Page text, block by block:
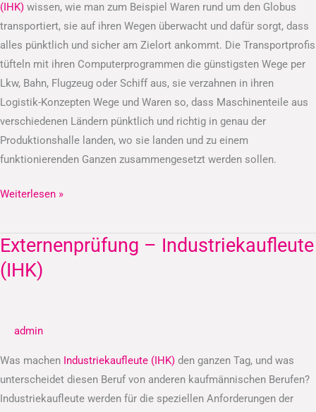
(IHK) wissen, wie man zum Beispiel Waren rund um den Globus
transportiert, sie auf ihren Wegen überwacht und dafür sorgt, dass
alles pünktlich und sicher am Zielort ankommt. Die Transportprofis
tüfteln mit ihren Computerprogrammen die günstigsten Wege per
Lkw, Bahn, Flugzeug oder Schiff aus, sie verzahnen in ihren
Logistik-Konzepten Wege und Waren so, dass Maschinenteile aus
verschiedenen Ländern pünktlich und richtig in genau der
Produktionshalle landen, wo sie landen und zu einem
funktionierenden Ganzen zusammengesetzt werden sollen.
Weiterlesen »
Externenprüfung – Industriekaufleute
(IHK)
admin
Was machen Industriekaufleute (IHK) den ganzen Tag, und was
unterscheidet diesen Beruf von anderen kaufmännischen Berufen?
Industriekaufleute werden für die speziellen Anforderungen der
Externenprüfung
–
Industriekaufleute